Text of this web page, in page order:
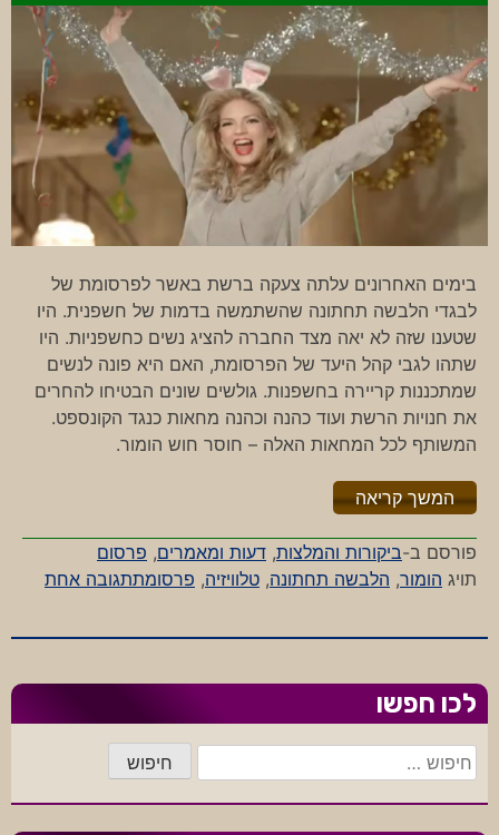
בימים האחרונים עלתה צעקה ברשת באשר לפרסומת של
לבגדי הלבשה תחתונה שהשתמשה בדמות של חשפנית. היו
שטענו שזה לא יאה מצד החברה להציג נשים כחשפניות. היו
שתהו לגבי קהל היעד של הפרסומת, האם היא פונה לנשים
שמתכננות קריירה בחשפנות. גולשים שונים הבטיחו להחרים
את חנויות הרשת ועוד כהנה וכהנה מחאות כנגד הקונספט.
המשותף לכל המחאות האלה – חוסר חוש הומור.
המשך קריאה"%s"
פורסם ב-ביקורות והמלצות, דעות ומאמרים, פרסום
תויג הומור, הלבשה תחתונה, טלוויזיה, פרסומתתגובה אחתעל
בלבד
לכו חפשו
חיפוש: